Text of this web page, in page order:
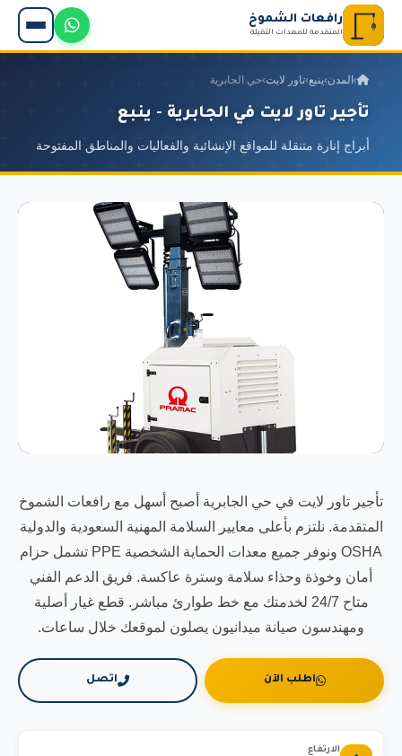
رافعات الشموخ
المتقدمة للمعدات الثقيلة
› المدن›ينبع›تاور لايت›حي الجابرية
تأجير تاور لايت في الجابرية - ينبع
أبراج إنارة متنقلة للمواقع الإنشائية والفعاليات والمناطق المفتوحة
تأجير تاور لايت في حي الجابرية أصبح أسهل مع رافعات الشموخ
المتقدمة. نلتزم بأعلى معايير السلامة المهنية السعودية والدولية
OSHA ونوفر جميع معدات الحماية الشخصية PPE تشمل حزام
أمان وخوذة وحذاء سلامة وسترة عاكسة. فريق الدعم الفني
متاح 24/7 لخدمتك مع خط طوارئ مباشر. قطع غيار أصلية
ومهندسون صيانة ميدانيون يصلون لموقعك خلال ساعات.
اطلب الآن اتصل
الارتفاع